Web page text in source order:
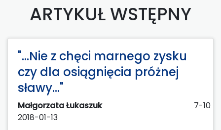
ARTYKUŁ WSTĘPNY
"...Nie z chęci marnego zysku
czy dla osiągnięcia próżnej
sławy..."
Małgorzata Łukaszuk
7-10
2018-01-13